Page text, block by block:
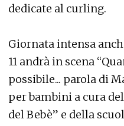
dedicate al curling.
Giornata intensa
11 andrà in scena
possibile... parola di
per bambini a cura
del Bebè” e della